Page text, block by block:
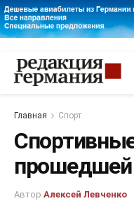
Главная Спорт
прошедшей
Автор Алексей Левченко